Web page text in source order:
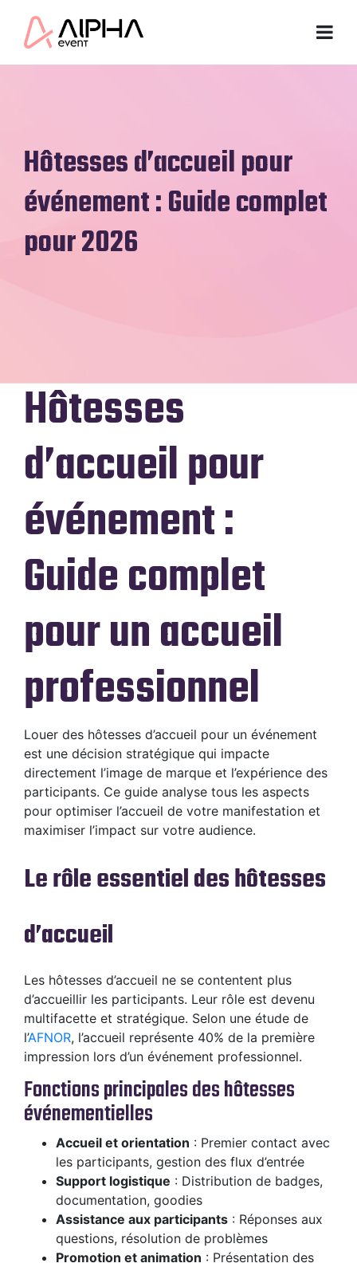
Hôtesses d’accueil pour
événement : Guide complet
pour 2026
Hôtesses
d’accueil pour
événement :
Guide complet
pour un accueil
professionnel
Louer des hôtesses d’accueil pour un événement
est une décision stratégique qui impacte
directement l’image de marque et l’expérience des
participants. Ce guide analyse tous les aspects
pour optimiser l’accueil de votre manifestation et
maximiser l’impact sur votre audience.
Le rôle essentiel des hôtesses
d’accueil
Les hôtesses d’accueil ne se contentent plus
d’accueillir les participants. Leur rôle est devenu
multifacette et stratégique. Selon une étude de
l’AFNOR, l’accueil représente 40% de la première
impression lors d’un événement professionnel.
Fonctions principales des hôtesses
événementielles
Accueil et orientation : Premier contact avec
les participants, gestion des flux d’entrée
Support logistique : Distribution de badges,
documentation, goodies
Assistance aux participants : Réponses aux
questions, résolution de problèmes
Promotion et animation : Présentation des